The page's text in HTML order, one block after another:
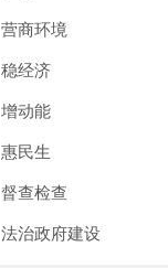
营商环境
稳经济
增动能
惠民生
督查检查
法治政府建设